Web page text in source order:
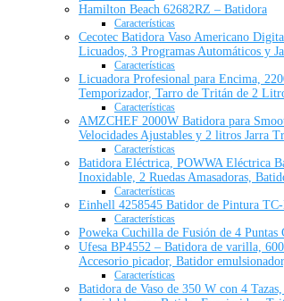
Hamilton Beach 62682RZ – Batidora
Características
Cecotec Batidora Vaso Americano
Licuados, 3 Programas Automáticos y
Características
Licuadora Profesional para Encima,
Temporizador, Tarro de Tritán de 2
Características
AMZCHEF 2000W Batidora para
Velocidades Ajustables y 2 litros Jarra
Características
Batidora Eléctrica, POWWA Eléctrica
Inoxidable, 2 Ruedas Amasadoras,
Características
Einhell 4258545 Batidor de Pintura
Características
Poweka Cuchilla de Fusión de 4
Ufesa BP4552 – Batidora de varilla,
Accesorio picador, Batidor
Características
Batidora de Vaso de 350 W con 4